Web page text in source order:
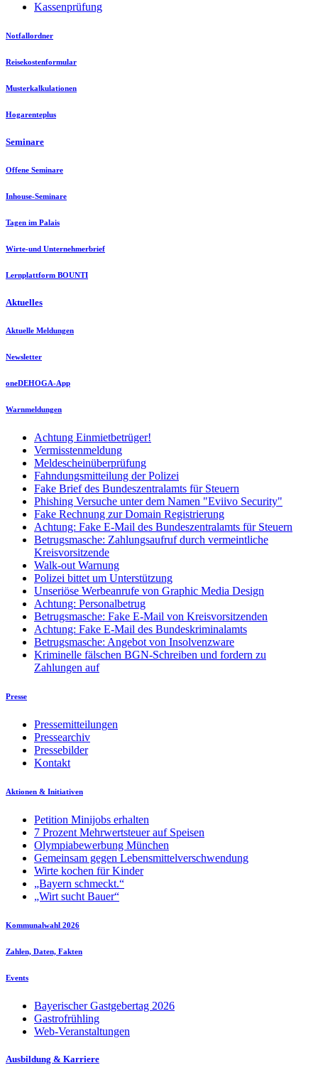
Kassenprüfung
Notfallordner
Reisekostenformular
Musterkalkulationen
Hogarenteplus
Seminare
Offene Seminare
Inhouse-Seminare
Tagen im Palais
Wirte-und Unternehmerbrief
Lernplattform BOUNTI
Aktuelles
Aktuelle Meldungen
Newsletter
oneDEHOGA-App
Warnmeldungen
Achtung Einmietbetrüger!
Vermisstenmeldung
Meldescheinüberprüfung
Fahndungsmitteilung der Polizei
Fake Brief des Bundeszentralamts für Steuern
Phishing Versuche unter dem Namen "Eviivo Security"
Fake Rechnung zur Domain Registrierung
Achtung: Fake E-Mail des Bundeszentralamts für Steuern
Betrugsmasche: Zahlungsaufruf durch vermeintliche
Kreisvorsitzende
Walk-out Warnung
Polizei bittet um Unterstützung
Unseriöse Werbeanrufe von Graphic Media Design
Achtung: Personalbetrug
Betrugsmasche: Fake E-Mail von Kreisvorsitzenden
Achtung: Fake E-Mail des Bundeskriminalamts
Betrugsmasche: Angebot von Insolvenzware
Kriminelle fälschen BGN-Schreiben und fordern zu
Zahlungen auf
Presse
Pressemitteilungen
Pressearchiv
Pressebilder
Kontakt
Aktionen & Initiativen
Petition Minijobs erhalten
7 Prozent Mehrwertsteuer auf Speisen
Olympiabewerbung München
Gemeinsam gegen Lebensmittelverschwendung
Wirte kochen für Kinder
„Bayern schmeckt.“
„Wirt sucht Bauer“
Kommunalwahl 2026
Zahlen, Daten, Fakten
Events
Bayerischer Gastgebertag 2026
Gastrofrühling
Web-Veranstaltungen
Ausbildung & Karriere